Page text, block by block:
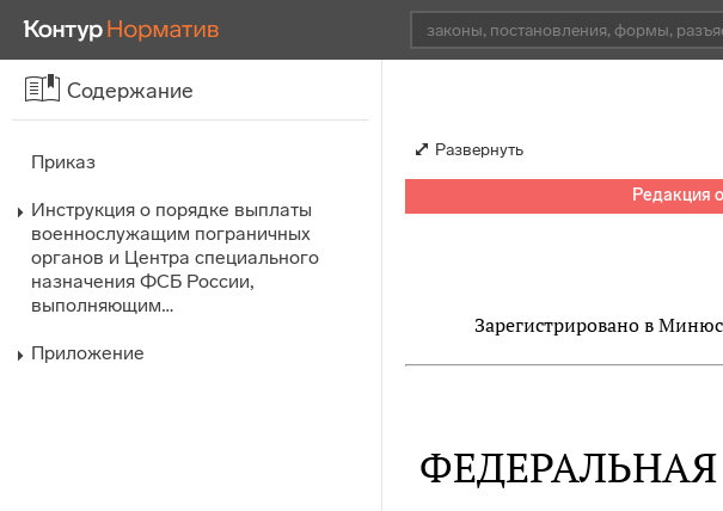
Содержание
Приказ
Инструкция о порядке выплаты
военнослужащим пограничных
органов и Центра специального
назначения ФСБ России,
выполняющим…
Приложение
Развернуть
Редакция
Зарегистрировано в